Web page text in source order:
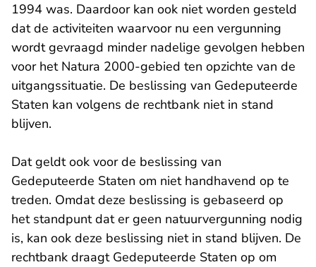
1994 was. Daardoor kan ook niet worden gesteld
dat de activiteiten waarvoor nu een vergunning
wordt gevraagd minder nadelige gevolgen hebben
voor het Natura 2000-gebied ten opzichte van de
uitgangssituatie. De beslissing van Gedeputeerde
Staten kan volgens de rechtbank niet in stand
blijven.
Dat geldt ook voor de beslissing van
Gedeputeerde Staten om niet handhavend op te
treden. Omdat deze beslissing is gebaseerd op
het standpunt dat er geen natuurvergunning nodig
is, kan ook deze beslissing niet in stand blijven. De
rechtbank draagt Gedeputeerde Staten op om